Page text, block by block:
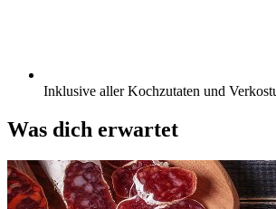
Inklusive aller Kochzutaten und
Was dich erwartet